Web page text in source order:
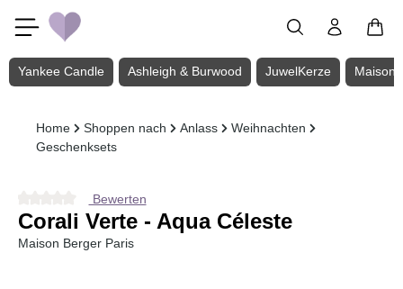
Zum Hauptinhalt springen
Yankee Candle Ashleigh & Burwood JuwelKerze Maison
Home Shoppen nach Anlass
Weihnachten
Geschenksets
Durchschnittliche Bewertung von 0 von 5 Sternen
Bewerten
Corali Verte - Aqua Céleste
Maison Berger Paris